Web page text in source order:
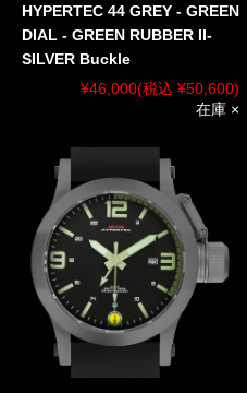
HYPERTEC 44 GREY - GREEN
DIAL - GREEN RUBBER II-
SILVER Buckle
¥46,000(税込 ¥50,600)
在庫 ×